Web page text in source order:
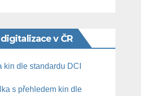
v ČR
kin dle standardu DCI
s přehledem kin dle